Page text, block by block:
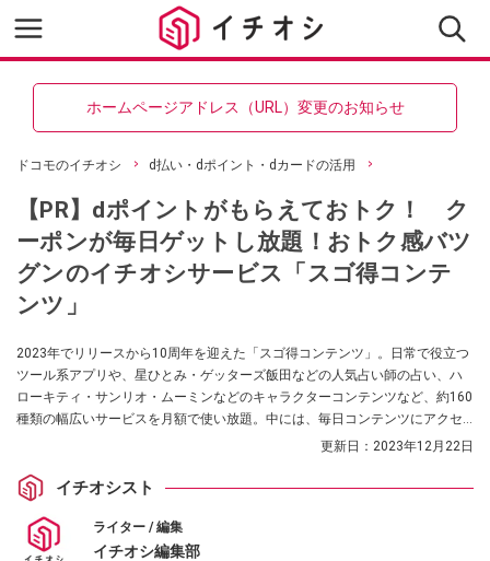
ホームページアドレス（URL）変更のお知らせ
ドコモのイチオシ d払い・dポイント・dカードの活用
【PR】dポイントがもらえておトク！ ク
ーポンが毎日ゲットし放題！おトク感バツ
グンのイチオシサービス「スゴ得コンテ
ンツ」
2023年でリリースから10周年を迎えた「スゴ得コンテンツ」。日常で役立つ
ツール系アプリや、星ひとみ・ゲッターズ飯田などの人気占い師の占い、ハ
ローキティ・サンリオ・ムーミンなどのキャラクターコンテンツなど、約160
種類の幅広いサービスを月額で使い放題。中には、毎日コンテンツにアクセ
スするとdポイントがもらえるコンテンツもあり、ポイ活もできるおトク感バ
額使用料が無料で利用できます。（提供：株式会社NTTドコモ）
更新日： 2023年12月22日
イチオシスト
ライター / 編集
イチオシ編集部